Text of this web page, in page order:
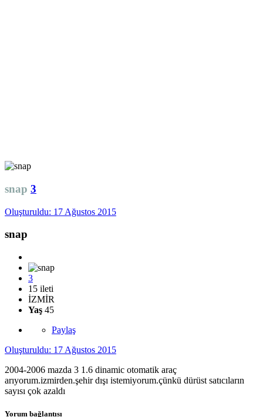
snap 3
Oluşturuldu: 17 Ağustos 2015
snap
3
15 ileti
İZMİR
Yaş 45
Paylaş
Oluşturuldu: 17 Ağustos 2015
2004-2006 mazda 3 1.6 dinamic otomatik araç
arıyorum.izmirden.şehir dışı istemiyorum.çünkü dürüst satıcıların
sayısı çok azaldı
Yorum bağlantısı